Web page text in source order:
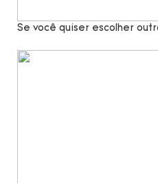
Se você quiser escolher